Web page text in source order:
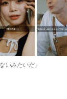
いみたいだ」